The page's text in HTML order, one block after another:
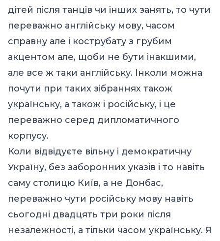
дітей після танців чи інших занять, то чути
переважно англійську мову, часом
справну але і кострубату з грубим
акцентом але, щоби не бути інакшими,
але все ж таки англійську. Інколи можна
почути при таких зібраннях також
українську, а також і російську, і це
переважно серед дипломатичного
корпусу.
Коли відвідуєте вільну і демократичну
Україну, без заборонних указів і то навіть
саму столицю Київ, а не Донбас,
переважно чути російську мову навіть
сьогодні двадцять три роки після
незалежності, а тільки часом українську. Я